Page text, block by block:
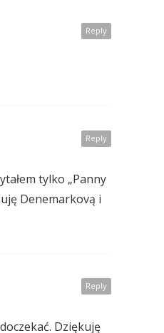
Reply
Reply
tylko „Panny
Denemarkovą i
Reply
Dziękuję